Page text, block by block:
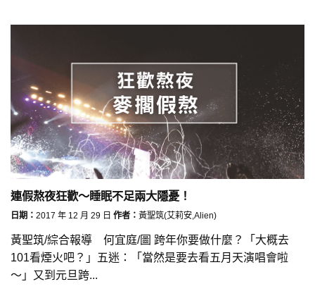
連假熬夜狂歡～睡眠不足兩大隱憂！
日期： 2017 年 12 月 29 日 作者： 黃聖筑(艾莉安,Alien)
黃聖筑/綜合報導 何宜庭/圖 跨年你要做什麼？「大概去
101看煙火吧？」五迷：「當然是要去看五月天演唱會啦
～」又到元旦跨...